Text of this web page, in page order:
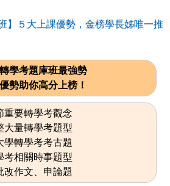
】５大上課優勢，金榜學長姊唯一推
學考題庫班最強勢
勢助你高分上榜！
重要轉學考觀念
大量轉學考題型
學轉學考考古題
考相關時事題型
改作文、申論題